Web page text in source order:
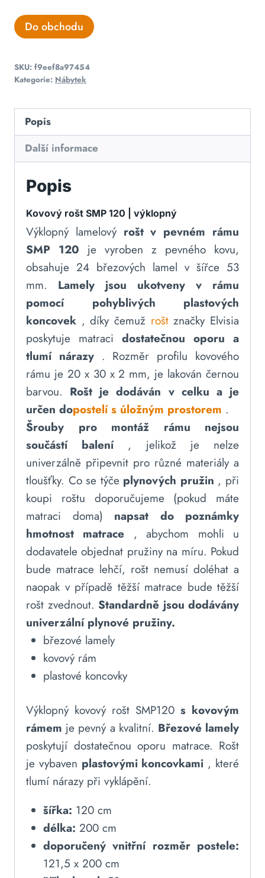
Do obchodu
SKU: f9eef8a97454
Kategorie: Nábytek
Popis
Další informace
Popis
Kovový rošt SMP 120 | výklopný
Výklopný lamelový rošt v pevném rámu
SMP 120 je vyroben z pevného kovu,
obsahuje 24 březových lamel v šířce 53
mm.
Lamely jsou ukotveny v rámu
pomocí pohyblivých plastových
koncovek , díky čemuž rošt značky Elvisia
poskytuje matraci dostatečnou oporu a
tlumí nárazy . Rozměr profilu kovového
rámu je 20 x 30 x 2 mm, je lakován černou
barvou. Rošt je dodáván v celku a je
určen dopostelí s úložným prostorem .
Šrouby pro montáž rámu nejsou
součástí balení, jelikož je nelze
univerzálně připevnit pro různé materiály a
tloušťky. Co se týče plynových pružin , při
koupi roštu doporučujeme (pokud máte
matraci doma) napsat do poznámky
hmotnost matrace , abychom mohli u
dodavatele objednat pružiny na míru. Pokud
bude matrace lehčí, rošt nemusí doléhat a
naopak v případě těžší matrace bude těžší
rošt zvednout. Standardně jsou dodávány
univerzální plynové pružiny.
březové lamely
kovový rám
plastové koncovky
Výklopný kovový rošt SMP120 s kovovým
rámem je pevný a kvalitní. Březové lamely
poskytují dostatečnou oporu matrace. Rošt
je vybaven plastovými koncovkami , které
tlumí nárazy při vyklápění.
šířka: 120 cm
délka: 200 cm
doporučený vnitřní rozměr postele:
121,5 x 200 cm